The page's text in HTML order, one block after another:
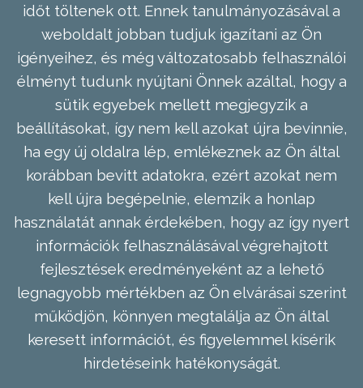
időt töltenek ott. Ennek tanulmányozásával a
weboldalt jobban tudjuk igazítani az Ön
igényeihez, és még változatosabb felhasználói
élményt tudunk nyújtani Önnek azáltal, hogy a
sütik egyebek mellett megjegyzik a
beállításokat, így nem kell azokat újra bevinnie,
ha egy új oldalra lép, emlékeznek az Ön által
korábban bevitt adatokra, ezért azokat nem
kell újra begépelnie, elemzik a honlap
használatát annak érdekében, hogy az így nyert
információk felhasználásával végrehajtott
fejlesztések eredményeként az a lehető
legnagyobb mértékben az Ön elvárásai szerint
működjön, könnyen megtalálja az Ön által
keresett információt, és figyelemmel kísérik
hirdetéseink hatékonyságát.